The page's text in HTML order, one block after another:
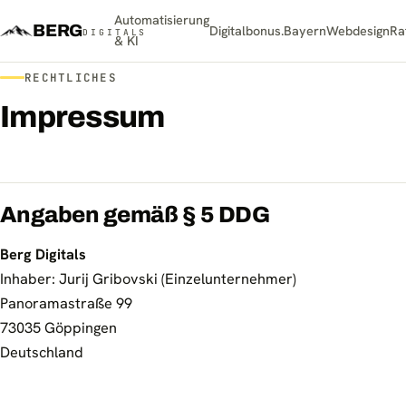
BERGDIGITALS
Automatisierung
& KI
Digitalbonus.BayernWebdesign
RECHTLICHES
Impressum
Angaben gemäß § 5 DDG
Berg Digitals
Inhaber: Jurij Gribovski (Einzelunternehmer)
Panoramastraße 99
73035 Göppingen
Deutschland